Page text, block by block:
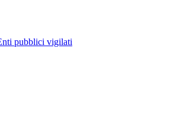
pubblici vigilati